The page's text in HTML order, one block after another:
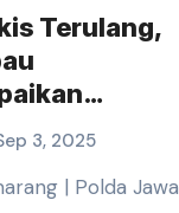
Terulang,
3, 2025